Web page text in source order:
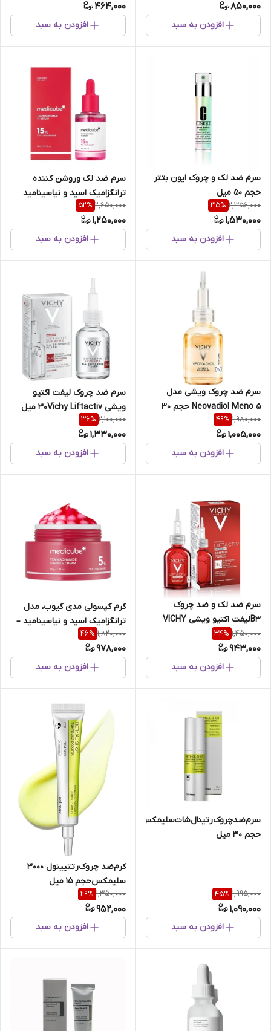
850,000
افزودن به سبد
464,000
افزودن به سبد
سرم ضد لک و چروک ایون بتتر
حجم ۵۰ میل
2,356,000
35%
1,530,000
افزودن به سبد
سرم ضد لک وروشن کننده
ترانگزامیک اسید و نیاسینامید
مدی کیوب حجم 30 میل
2,650,000
52%
1,250,000
افزودن به سبد
سرم ضد چروک ویشی مدل
Neovadiol Meno 5 حجم 30
میل
1,980,000
49%
1,005,000
افزودن به سبد
سرم ضد چروک لیفت اکتیو
ویشی 30Vichy Liftactiv میل
2,100,000
36%
1,330,000
افزودن به سبد
سرم ضد لک و ضد چروک
B3لیفت اکتیو ویشی VICHY
حجم 30 میل
1,450,000
34%
943,000
افزودن به سبد
کرم کپسولی مدی کیوب، مدل
ترانگزامیک اسید و نیاسینامید –
روشن کننده و ضدلک ۵۵ میل
1,820,000
46%
978,000
افزودن به سبد
سرم‌ضدچروک‌رتینال‌شات‌سلیمکس
حجم 30 میل
1,995,000
45%
1,090,000
افزودن به سبد
کرم‌ضد چروک‌رتتیینول 3000
سلیمکس‌حجم 15 میل
1,350,000
29%
952,000
افزودن به سبد